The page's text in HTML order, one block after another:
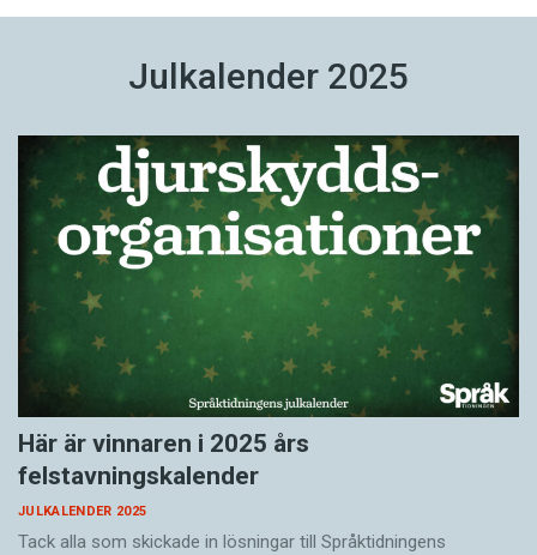
Julkalender 2025
Här är vinnaren i 2025 års
felstavningskalender
JULKALENDER 2025
Tack alla som skickade in lösningar till Språktidningens